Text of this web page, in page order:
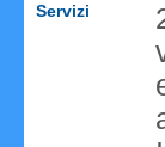
Servizi